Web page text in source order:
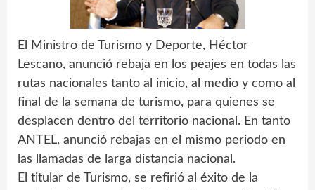
El Ministro de Turismo y Deporte, Héctor
Lescano, anunció rebaja en los peajes en todas las
rutas nacionales tanto al inicio, al medio y como al
final de la semana de turismo, para quienes se
desplacen dentro del territorio nacional. En tanto
ANTEL, anunció rebajas en el mismo periodo en
las llamadas de larga distancia nacional.
El titular de Turismo, se refirió al éxito de la